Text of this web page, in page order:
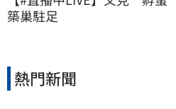
築巢駐足
熱門新聞